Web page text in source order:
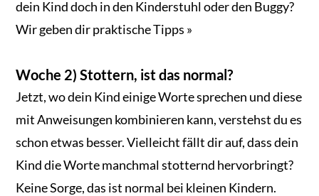
dein Kind doch in den Kinderstuhl oder den Buggy?
Wir geben dir praktische Tipps »
Woche 2) Stottern, ist das normal?
Jetzt, wo dein Kind einige Worte sprechen und diese
mit Anweisungen kombinieren kann, verstehst du es
schon etwas besser. Vielleicht fällt dir auf, dass dein
Kind die Worte manchmal stotternd hervorbringt?
Keine Sorge, das ist normal bei kleinen Kindern.